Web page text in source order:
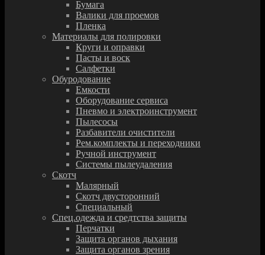
Бумага
Валики для проемов
Пленка
Материалы для полировки
Круги и оправки
Пасты и воск
Салфетки
Обуродование
Емкости
Оборудование сервиса
Пневмо и электроинструмент
Пылесосы
Разбавители очистители
Рем.комплекты и переходники
Ручной инструмент
Системы пылеудаления
Скотч
Малярный
Скотч двусторонний
Специальный
Спец.одежда и средтства защиты
Перчатки
Защита органов дыхания
Защита органов зрения